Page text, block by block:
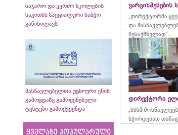
საჯარო და კერძო სკოლების
საკითხს სპეციალური საბჭო
განიხილავს
მასწავლებელთა უცხოური ენის
გამოცდაზე გამოყენებული
ტესტები გამოქვეყნდა
ყველაზე პოპულარული
„დირექტორმა
და
შესაქმნელად“...
დირექტორი
„სსსმ
სჭირდებათ